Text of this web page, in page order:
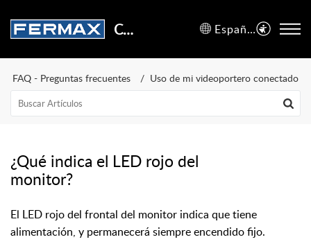
Centro de Soporte Español (España)
FAQ - Preguntas frecuentes Uso de mi videoportero conectado
¿Qué indica el LED rojo del
monitor?
El LED rojo del frontal del monitor indica que tiene
alimentación, y permanecerá siempre encendido fijo.